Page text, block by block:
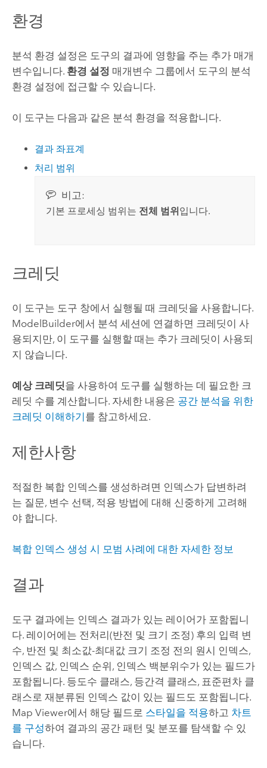
환경
분석 환경 설정은 도구의 결과에 영향을 주는 추가 매개
변수입니다. 환경 설정 매개변수 그룹에서 도구의 분석
환경 설정에 접근할 수 있습니다.
이 도구는 다음과 같은 분석 환경을 적용합니다.
결과 좌표계
처리 범위
비고:
기본 프로세싱 범위는 전체 범위입니다.
크레딧
이 도구는 도구 창에서 실행될 때 크레딧을 사용합니다.
ModelBuilder에서 분석 세션에 연결하면 크레딧이 사
용되지만, 이 도구를 실행할 때는 추가 크레딧이 사용되
지 않습니다.
예상 크레딧을 사용하여 도구를 실행하는 데 필요한 크
레딧 수를 계산합니다. 자세한 내용은 공간 분석을 위한
크레딧 이해하기 를 참고하세요.
제한사항
적절한 복합 인덱스를 생성하려면 인덱스가 답변하려
는 질문, 변수 선택, 적용 방법에 대해 신중하게 고려해
야 합니다.
복합 인덱스 생성 시 모범 사례에 대한 자세한 정보
결과
도구 결과에는 인덱스 결과가 있는 레이어가 포함됩니
다. 레이어에는 전처리(반전 및 크기 조정) 후의 입력 변
수, 반전 및 최소값-최대값 크기 조정 전의 원시 인덱스,
인덱스 값, 인덱스 순위, 인덱스 백분위수가 있는 필드가
포함됩니다. 등도수 클래스, 등간격 클래스, 표준편차 클
래스로 재분류된 인덱스 값이 있는 필드도 포함됩니다.
Map Viewer에서 해당 필드로 스타일을 적용하고 차트
를 구성하여 결과의 공간 패턴 및 분포를 탐색할 수 있
습니다.